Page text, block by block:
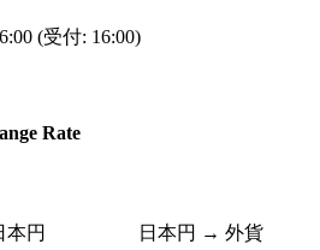
(受付: 16:00)
Rate
本円 日本円 → 外貨